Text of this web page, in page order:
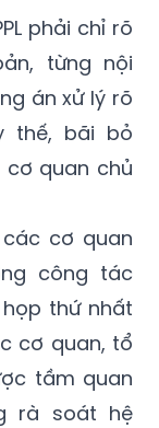
phải chỉ rõ
từng nội
án xử lý rõ
thế, bãi bỏ
quan chủ
cơ quan
công tác
thứ nhất
cơ quan, tổ
tầm quan
rà soát hệ